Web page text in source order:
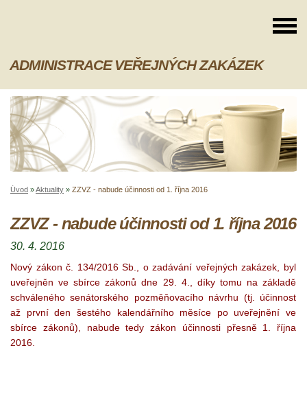
ADMINISTRACE VEŘEJNÝCH ZAKÁZEK
Úvod »Aktuality » ZZVZ - nabude účinnosti od 1. října 2016
ZZVZ - nabude účinnosti od 1. října 2016
30. 4. 2016
Nový zákon č. 134/2016 Sb., o zadávání veřejných zakázek, byl
uveřejněn ve sbírce zákonů dne 29. 4., díky tomu na základě
schváleného senátorského pozměňovacího návrhu (tj. účinnost
až první den šestého kalendářního měsíce po uveřejnění ve
sbírce zákonů), nabude tedy zákon účinnosti přesně 1. října
2016.